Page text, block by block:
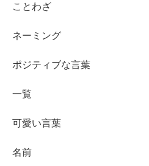
ことわざ
ネーミング
ポジティブな言葉
一覧
可愛い言葉
名前